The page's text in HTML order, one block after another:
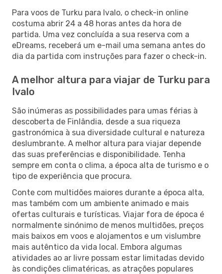
Para voos de Turku para Ivalo, o check-in online
costuma abrir 24 a 48 horas antes da hora de
partida. Uma vez concluída a sua reserva com a
eDreams, receberá um e-mail uma semana antes do
dia da partida com instruções para fazer o check-in.
A melhor altura para viajar de Turku para
Ivalo
São inúmeras as possibilidades para umas férias à
descoberta de Finlândia, desde a sua riqueza
gastronómica à sua diversidade cultural e natureza
deslumbrante. A melhor altura para viajar depende
das suas preferências e disponibilidade. Tenha
sempre em conta o clima, a época alta de turismo e o
tipo de experiência que procura.
Conte com multidões maiores durante a época alta,
mas também com um ambiente animado e mais
ofertas culturais e turísticas. Viajar fora de época é
normalmente sinónimo de menos multidões, preços
mais baixos em voos e alojamentos e um vislumbre
mais autêntico da vida local. Embora algumas
atividades ao ar livre possam estar limitadas devido
às condições climatéricas, as atrações populares